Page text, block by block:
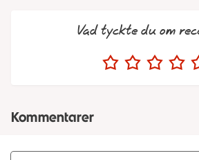
Vad tyckte du om
Kommentarer